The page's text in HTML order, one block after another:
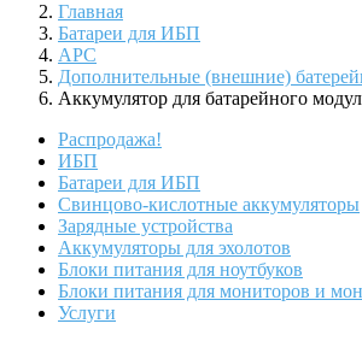
Главная
Батареи для ИБП
APC
Дополнительные (внешние)
Аккумулятор для батарейного
Распродажа!
ИБП
Батареи для ИБП
Свинцово-кислотные аккумуляторы
Зарядные устройства
Аккумуляторы для эхолотов
Блоки питания для ноутбуков
Блоки питания для мониторов и
Услуги